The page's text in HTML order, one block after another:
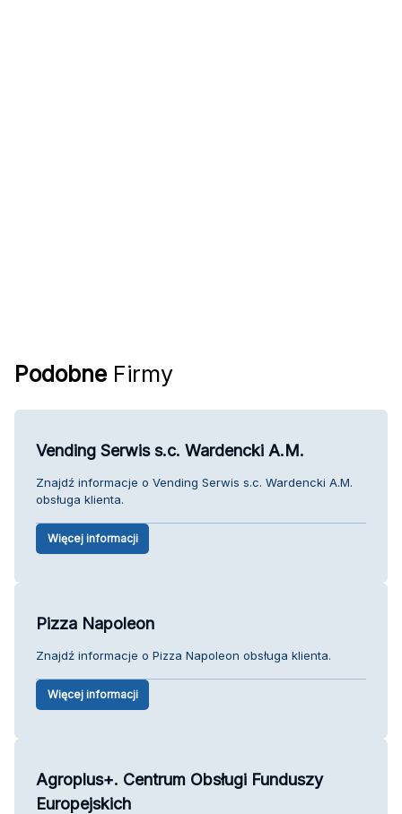
Podobne Firmy
Vending Serwis s.c. Wardencki A.M.
Znajdź informacje o Vending Serwis s.c. Wardencki A.M.
obsługa klienta.
Więcej informacji
Pizza Napoleon
Znajdź informacje o Pizza Napoleon obsługa klienta.
Więcej informacji
Agroplus+. Centrum Obsługi Funduszy
Europejskich